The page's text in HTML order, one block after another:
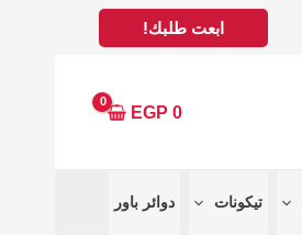
ابعت طلبك!
0
EGP
تيكونات دوائر باور